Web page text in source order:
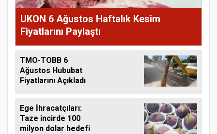
UKON 6 Ağustos Haftalık Kesim
Fiyatlarını Paylaştı
TMO-TOBB 6
Ağustos Hububat
Fiyatlarını Açıkladı
Ege İhracatçıları:
Taze incirde 100
milyon dolar hedefi